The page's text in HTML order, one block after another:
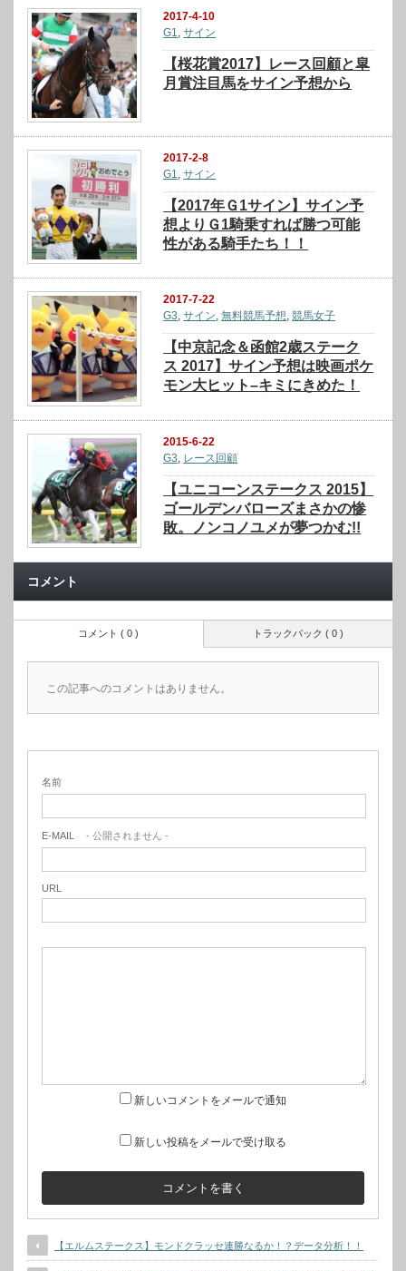
2017-4-10
G1
,サイン
【桜花賞2017】レース回顧と皐
月賞注目馬をサイン予想から
2017-2-8
G1,サイン
【2017年Ｇ1サイン】サイン予
想よりＧ1騎乗すれば勝つ可能
性がある騎手たち！！
2017-7-22
G3,サイン,無料競馬予想,競馬女子
【中京記念＆函館2歳ステーク
ス 2017】サイン予想は映画ポケ
モン大ヒット–キミにきめた！
2015-6-22
G3, レース回顧
【ユニコーンステークス 2015】
ゴールデンバローズまさかの惨
敗。ノンコノユメが夢つかむ!!
コメント
トラックバック ( 0 )
コメント ( 0 )
この記事へのコメントはありません。
名前
E-MAIL - 公開されません -
URL
新しいコメントをメールで通知
新しい投稿をメールで受け取る
【エルムステークス】モンドクラッセ連勝なるか！？データ分析！！